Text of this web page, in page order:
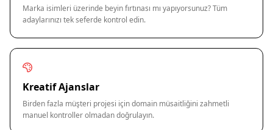
Marka isimleri üzerinde beyin fırtınası mı yapıyorsunuz? Tüm
adaylarınızı tek seferde kontrol edin.
Kreatif Ajanslar
Birden fazla müşteri projesi için domain müsaitliğini zahmetli
manuel kontroller olmadan doğrulayın.